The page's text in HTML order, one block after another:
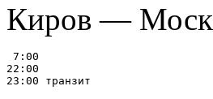
Киров —
7:00
22:00